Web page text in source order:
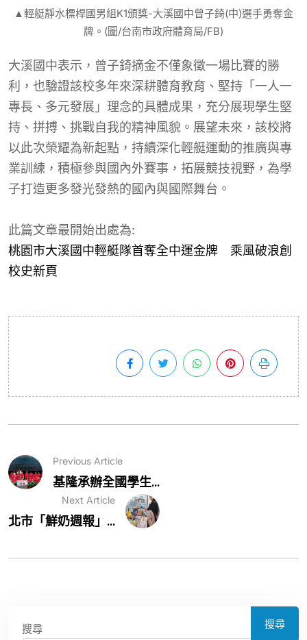
▲輕艇靜水標桿國男組K1頒獎-大溪國中曾子錡(中)選手勇奪金
牌。(圖/台南市政府體育局/FB)
大溪國中表示，曾子錡摘金不僅象徵一場比賽的勝
利，也驗證該校多年來深耕體育教育、堅持「一人一
專長、多元發展」理念的具體成果，充分展現學生堅
持、拼搏、挑戰自我的精神風貌。展望未來，該校將
以此次榮耀為新起點，持續深化輕艇運動的推廣與專
業訓練，積極參與國內外賽事，拓展競技視野，為學
子打造更多發光發熱的國內與國際舞台。
此篇文章最開始出處為:
桃園市大溪國中輕艇隊首奪全中運金牌 乘風破浪創
校史新頁
Previous Article
基隆承辦全國學生...
Next Article
北市「鮮奶週報」...
搜尋 搜尋